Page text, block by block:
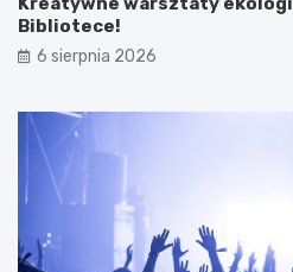
Bibliotece!
6 sierpnia 2026